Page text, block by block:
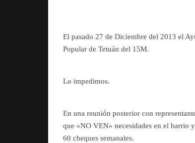
El pasado 27 de Diciembre del 2013 el
Popular de Tetuán del 15M.
Lo impedimos.
En una reunión posterior con
que «NO VEN» necesidades en el barrio
60 cheques semanales.